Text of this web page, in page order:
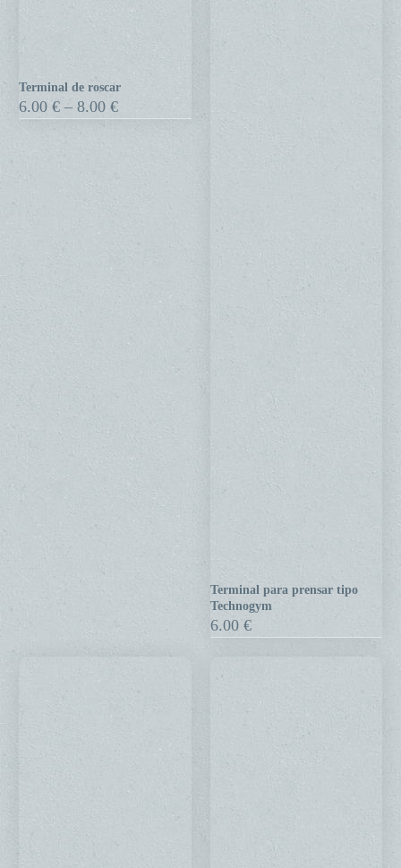
Terminal
de
Terminal de roscar
6.00 € – 8.00 €Price
range:
Terminal
para
prensar
Terminal para prensar tipo
Technogym
6.00 €